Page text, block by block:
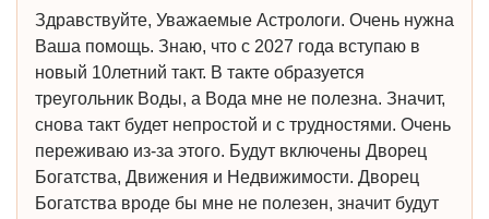
Здравствуйте, Уважаемые Астрологи. Очень нужна
Ваша помощь. Знаю, что с 2027 года вступаю в
новый 10летний такт. В такте образуется
треугольник Воды, а Вода мне не полезна. Значит,
снова такт будет непростой и с трудностями. Очень
переживаю из-за этого. Будут включены Дворец
Богатства, Движения и Недвижимости. Дворец
Богатства вроде бы мне не полезен, значит будут